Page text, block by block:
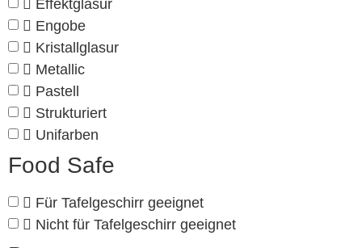
Effektglasur
Engobe
Kristallglasur
Metallic
Pastell
Strukturiert
Unifarben
Food Safe
Für Tafelgeschirr geeignet
Nicht für Tafelgeschirr geeignet